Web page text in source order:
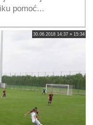
pomoć...
30.06.2018 14:37 » 15:34